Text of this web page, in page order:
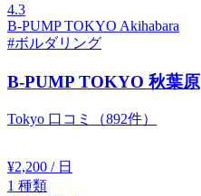
4.3
B-PUMP TOKYO Akihabara
#ボルダリング
B-PUMP TOKYO 秋葉原
Tokyo 口コミ（892件）
¥2,200 / 日
1 種類